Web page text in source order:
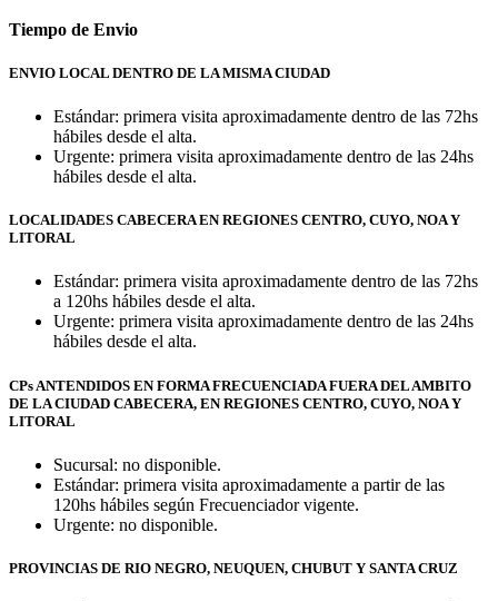
Tiempo de Envio
ENVIO LOCAL DENTRO DE LA MISMA CIUDAD
Estándar: primera visita aproximadamente dentro de las 72hs
hábiles desde el alta.
Urgente: primera visita aproximadamente dentro de las 24hs
hábiles desde el alta.
LOCALIDADES CABECERA EN REGIONES CENTRO, CUYO, NOA Y
LITORAL
Estándar: primera visita aproximadamente dentro de las 72hs
a 120hs hábiles desde el alta.
Urgente: primera visita aproximadamente dentro de las 24hs
hábiles desde el alta.
CPs ANTENDIDOS EN FORMA FRECUENCIADA FUERA DEL AMBITO
DE LA CIUDAD CABECERA, EN REGIONES CENTRO, CUYO, NOA Y
LITORAL
Sucursal: no disponible.
Estándar: primera visita aproximadamente a partir de las
120hs hábiles según Frecuenciador vigente.
Urgente: no disponible.
PROVINCIAS DE RIO NEGRO, NEUQUEN, CHUBUT Y SANTA CRUZ